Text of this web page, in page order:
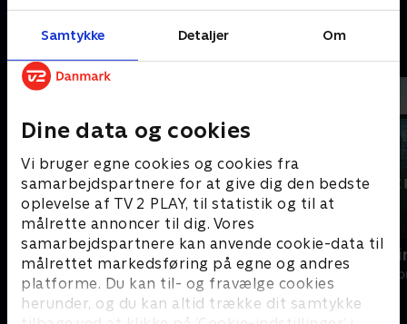
Samtykke Detaljer Om
Dine data og cookies
Vi bruger egne cookies og cookies fra
samarbejdspartnere for at give dig den bedste
oplevelse af TV 2 PLAY, til statistik og til at
målrette annoncer til dig. Vores
samarbejdspartnere kan anvende cookie-data til
målrettet markedsføring på egne og andres
platforme. Du kan til- og fravælge cookies
herunder, og du kan altid trække dit samtykke
13. juli 2025 • 41 min 20. juli 2025 • 40 min
Oxen
Drama • 2 sæsoner Drama • 1